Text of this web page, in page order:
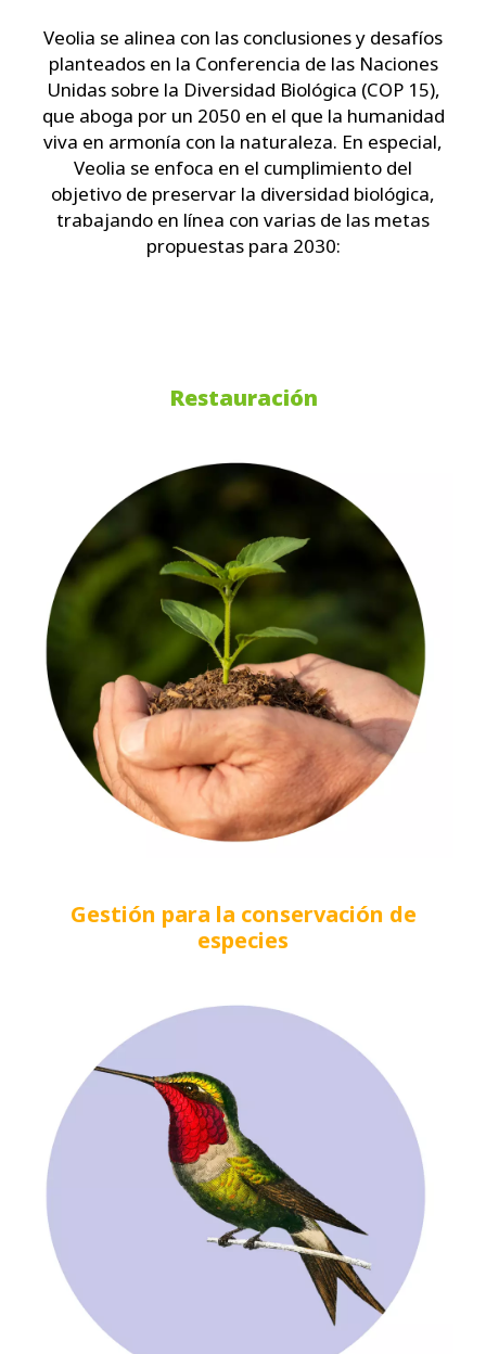
Veolia se alinea con las conclusiones y desafíos
planteados en la Conferencia de las Naciones
Unidas sobre la Diversidad Biológica (COP 15),
que aboga por un 2050 en el que la humanidad
viva en armonía con la naturaleza. En especial,
Veolia se enfoca en el cumplimiento del
objetivo de preservar la diversidad biológica,
trabajando en línea con varias de las metas
propuestas para 2030:
Restauración
Gestión para la conservación de
especies